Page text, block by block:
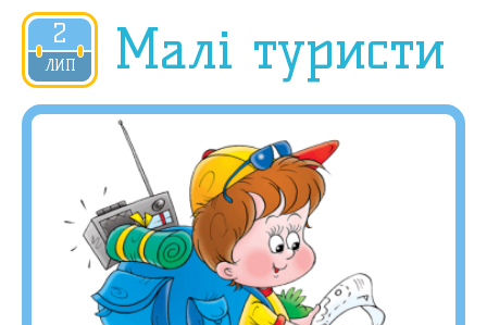
2
ЛИП
2019 Малі туристи